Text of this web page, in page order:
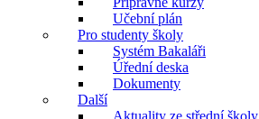
Učební plán
Pro studenty školy
Systém Bakaláři
Úřední deska
Dokumenty
Další